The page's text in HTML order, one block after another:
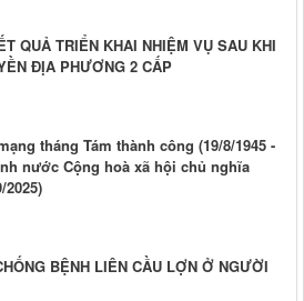
QUẢ TRIỂN KHAI NHIỆM VỤ SAU KHI
ĐỊA PHƯƠNG 2 CẤP
tháng Tám thành công (19/8/1945 -
nước Cộng hoà xã hội chủ nghĩa
2025)
BỆNH LIÊN CẦU LỢN Ở NGƯỜI